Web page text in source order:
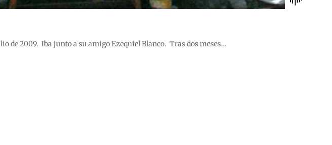
de 2009. Iba junto a su amigo Ezequiel Blanco. Tras dos meses…